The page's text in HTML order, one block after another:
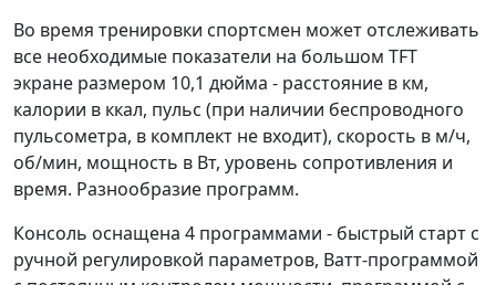
Во время тренировки спортсмен может отслеживать
все необходимые показатели на большом TFT
экране размером 10,1 дюйма - расстояние в км,
калории в ккал, пульс (при наличии беспроводного
пульсометра, в комплект не входит), скорость в м/ч,
об/мин, мощность в Вт, уровень сопротивления и
время. Разнообразие программ.
Консоль оснащена 4 программами - быстрый старт с
ручной регулировкой параметров, Ватт-программой